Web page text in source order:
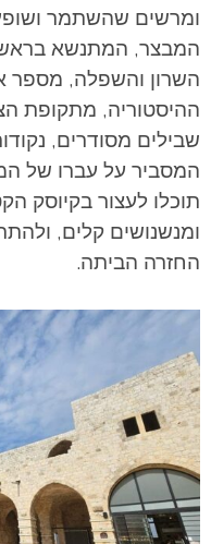
ומרשים שהשתמר
המבצר, המתנשא
השרון והשפלה, מספר
ההיסטוריה, מתקופת
שבילים מסודרים,
המסביר על עברו של
תוכלו לעצור בקיוסק
ומנשנושים קלים,
החזרה הביתה.